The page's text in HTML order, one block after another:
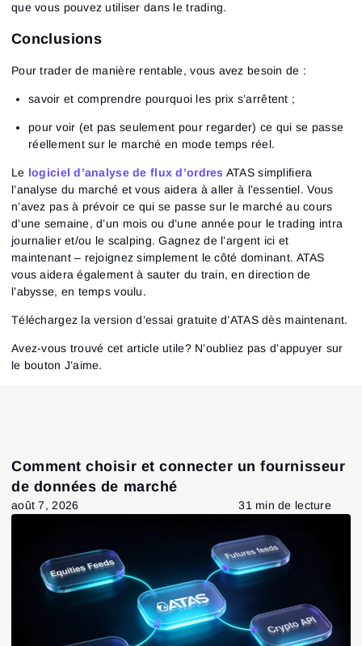
que vous pouvez utiliser dans le trading.
Conclusions
Pour trader de manière rentable, vous avez besoin de :
savoir et comprendre pourquoi les prix s’arrêtent ;
pour voir (et pas seulement pour regarder) ce qui se passe
réellement sur le marché en mode temps réel.
Le logiciel d’analyse de flux d’ordres ATAS simplifiera
l’analyse du marché et vous aidera à aller à l’essentiel. Vous
n’avez pas à prévoir ce qui se passe sur le marché au cours
d’une semaine, d’un mois ou d’une année pour le trading intra
journalier et/ou le scalping. Gagnez de l’argent ici et
maintenant – rejoignez simplement le côté dominant. ATAS
vous aidera également à sauter du train, en direction de
l’abysse, en temps voulu.
Téléchargez la version d’essai gratuite d’ATAS dès maintenant.
Avez-vous trouvé cet article utile? N’oubliez pas d’appuyer sur
le bouton J’aime.
Comment choisir et connecter un fournisseur
de données de marché
août 7, 2026 31 min de lecture